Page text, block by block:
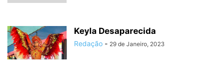
Keyla Desaparecida
Redação - 29 de Janeiro, 2023